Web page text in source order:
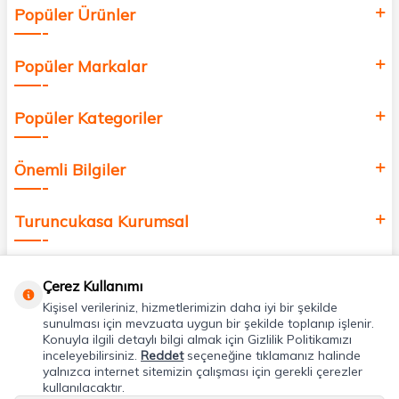
değer katmak için bize katılın!
Popüler Ürünler
Popüler Markalar
Popüler Kategoriler
Önemli Bilgiler
Turuncukasa Kurumsal
Uygulamalarımız
Adres & İletişim
Çerez Kullanımı
Kişisel verileriniz, hizmetlerimizin daha iyi bir şekilde
sunulması için mevzuata uygun bir şekilde toplanıp işlenir.
Konuyla ilgili detaylı bilgi almak için Gizlilik Politikamızı
inceleyebilirsiniz. Reddetseçeneğine tıklamanız halinde
yalnızca internet sitemizin çalışması için gerekli çerezler
kullanılacaktır.